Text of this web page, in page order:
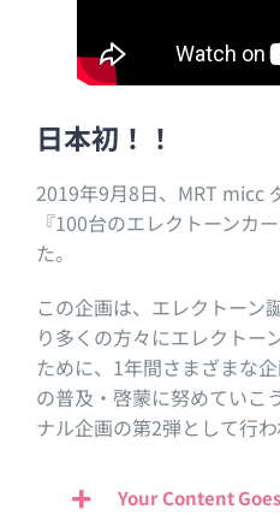
日本初！！
2019年9月8日、MRT micc
『100台のエレクトーンカ
た。
この企画は、エレクトーン
り多くの方々にエレクトー
ために、1年間さまざまな
の普及・啓蒙に努めていこ
ナル企画の第2弾として行わ
Your Content